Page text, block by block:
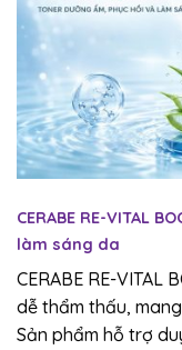
CERABE RE-VITAL
làm sáng da
CERABE RE-VITAL
dễ thẩm thấu,
Sản phẩm hỗ trợ